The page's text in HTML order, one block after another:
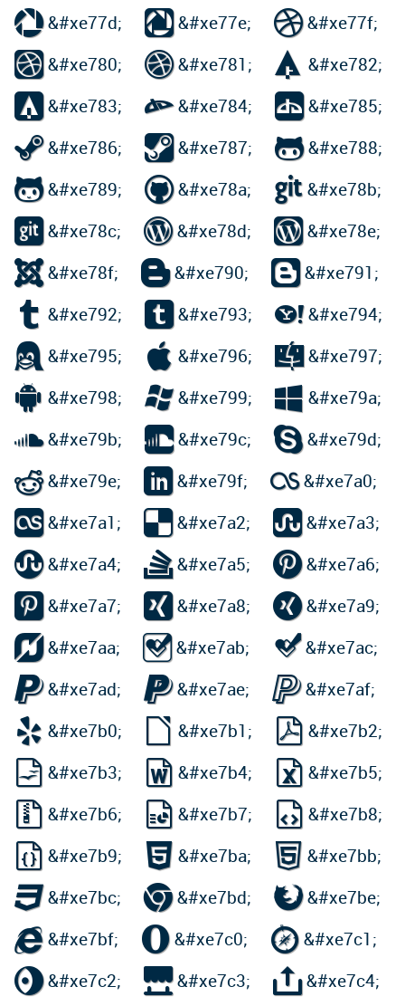
&#xe77d;  &#xe77e; &#xe77f;
 &#xe780; &#xe781;  &#xe782;
 &#xe783; &#xe784;  &#xe785;
&#xe786;  &#xe787; &#xe788;
&#xe789; &#xe78a; &#xe78b;
 &#xe78c; &#xe78d;  &#xe78e;
&#xe78f; &#xe790;  &#xe791;
 &#xe792;  &#xe793; &#xe794;
 &#xe795;  &#xe796;  &#xe797;
 &#xe798; &#xe799;  &#xe79a;
&#xe79b; &#xe79c; &#xe79d;
&#xe79e;  &#xe79f; &#xe7a0;
 &#xe7a1;  &#xe7a2;  &#xe7a3;
&#xe7a4; &#xe7a5; &#xe7a6;
 &#xe7a7;  &#xe7a8; &#xe7a9;
&#xe7aa;  &#xe7ab; &#xe7ac;
&#xe7ad; &#xe7ae; &#xe7af;
 &#xe7b0;  &#xe7b1;  &#xe7b2;
 &#xe7b3;  &#xe7b4;  &#xe7b5;
 &#xe7b6;  &#xe7b7;  &#xe7b8;
 &#xe7b9;  &#xe7ba;  &#xe7bb;
&#xe7bc; &#xe7bd; &#xe7be;
&#xe7bf; &#xe7c0; &#xe7c1;
&#xe7c2; &#xe7c3; &#xe7c4;